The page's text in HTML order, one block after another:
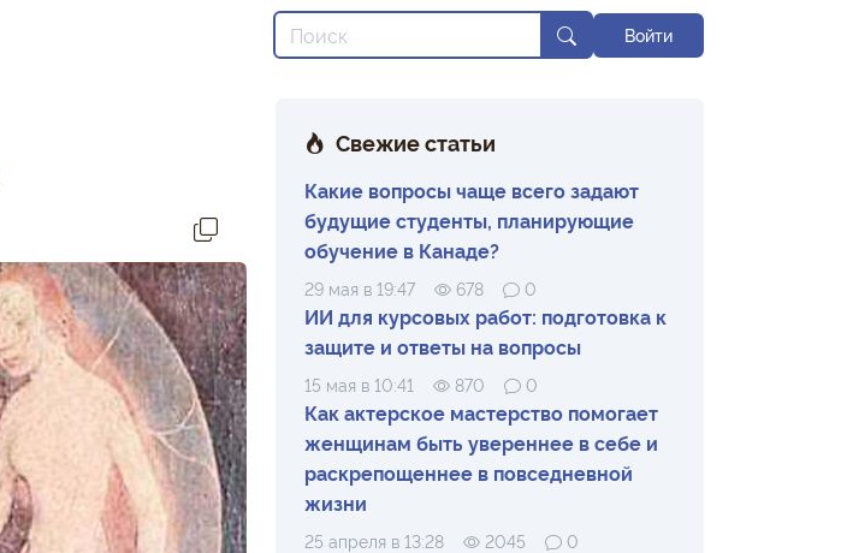
Войти
Свежие статьи
Какие вопросы чаще всего задают
будущие студенты, планирующие
обучение в Канаде?
29 мая в 19:47 678 0
ИИ для курсовых работ: подготовка к
защите и ответы на вопросы
15 мая в 10:41 870 0
Как актерское мастерство помогает
женщинам быть увереннее в себе и
раскрепощеннее в повседневной
жизни
25 апреля в 13:28 2045 0